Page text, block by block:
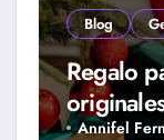
Blog
Regalo
Annifel